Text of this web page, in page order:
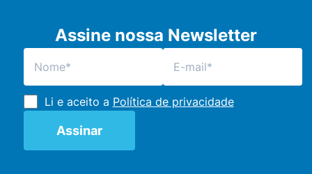
Assine nossa Newsletter
Li e aceito a Política de privacidade